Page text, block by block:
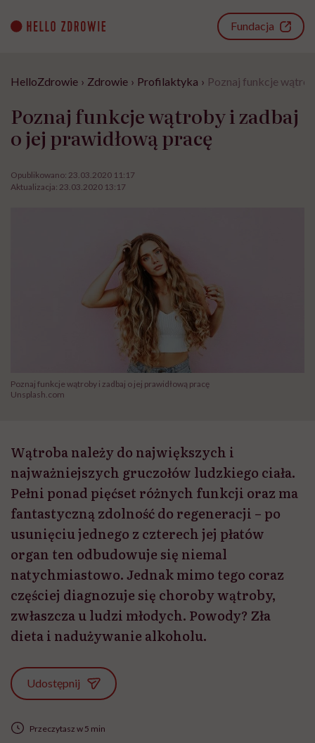
content
Fundacja
HelloZdrowie › Zdrowie › Profilaktyka › Poznaj funkcje
Poznaj funkcje wątroby i zadbaj
o jej prawidłową pracę
Opublikowano: 23.03.2020 11:17
Aktualizacja: 23.03.2020 13:17
Poznaj funkcje wątroby i zadbaj o jej prawidłową pracę
Unsplash.com
Wątroba należy do największych i
najważniejszych gruczołów ludzkiego ciała.
Pełni ponad pięćset różnych funkcji oraz ma
fantastyczną zdolność do regeneracji – po
usunięciu jednego z czterech jej płatów
organ ten odbudowuje się niemal
natychmiastowo. Jednak mimo tego coraz
częściej diagnozuje się choroby wątroby,
zwłaszcza u ludzi młodych. Powody? Zła
dieta i nadużywanie alkoholu.
Udostępnij
Przeczytasz w 5 min